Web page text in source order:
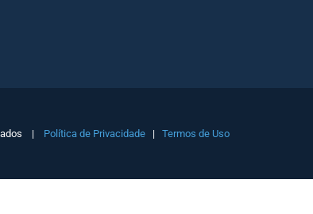
| Política de Privacidade | Termos de Uso